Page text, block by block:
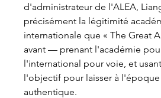
d'administrateur de l'ALEA,
précisément la légitimité
internationale que « The Great
avant — prenant l'académie
l'international pour voie, et
l'objectif pour laisser à l'époque
authentique.